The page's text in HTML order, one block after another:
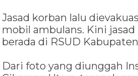
Jasad korban lalu
mobil ambulans. Kini
berada di RSUD
Dari foto yang diunggah